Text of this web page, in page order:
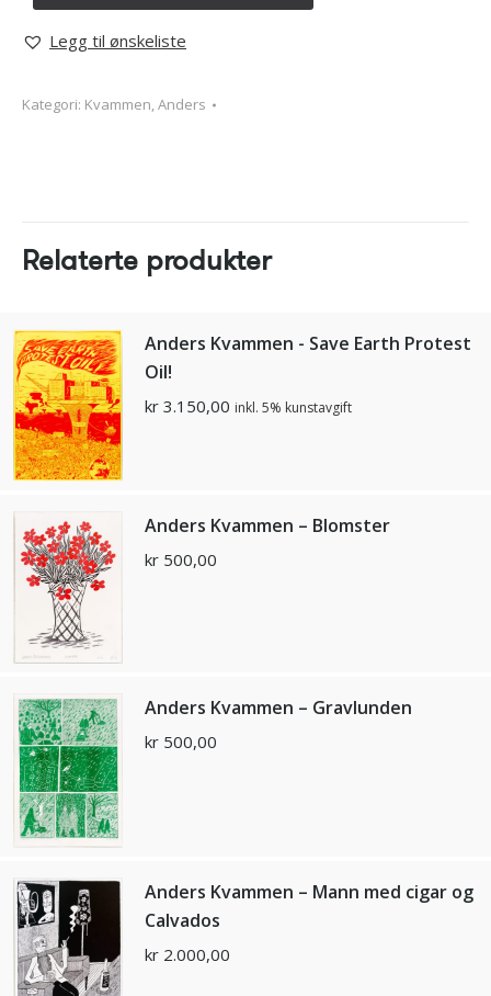
Legg til ønskeliste
Kategori: Kvammen, Anders
Relaterte produkter
Anders Kvammen - Save Earth Protest
Oil!
kr 3.150,00 inkl. 5% kunstavgift
Anders Kvammen – Blomster
kr 500,00
Anders Kvammen – Gravlunden
kr 500,00
Anders Kvammen – Mann med cigar og
Calvados
kr 2.000,00